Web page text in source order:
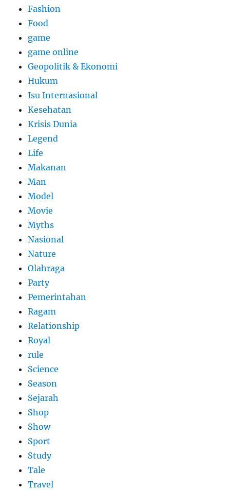
Fashion
Food
game
game online
Geopolitik & Ekonomi
Hukum
Isu Internasional
Kesehatan
Krisis Dunia
Legend
Life
Makanan
Man
Model
Movie
Myths
Nasional
Nature
Olahraga
Party
Pemerintahan
Ragam
Relationship
Royal
rule
Science
Season
Sejarah
Shop
Show
Sport
Study
Tale
Travel